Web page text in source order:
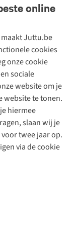
online
Juttu.be
cookies
onze cookie
sociale
website om je
website te tonen.
hiermee
slaan wij je
twee jaar op.
via de cookie